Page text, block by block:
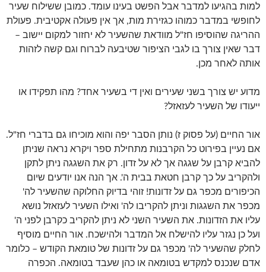
למות בהגיעו למדבר אבל הפשט בעינו עומד. כמובן ששילוח שעיר
לחופשי במדבר כמוהו כגזירת מות, אך אין פעולה אקטיבית. פעולת
ההריגה שהוסיפו חז"ל מוודאת שהשעיר לא יחזור למקום יישוב –
דבר שאין צורך בו לגבי הציפור שטיבעה לברוח וגם קשה לזהות
אותה לאחר מכן.
מדוע יש צורך בשני שעירים ואין די בשעיר אחד? מהו תפקידו או
ייעודו של השעיר לעזאזל?
אור החיים (על פסוק ז) נותן הסבר יפה והוא מוכיחו גם בדברי חז"ל.
אם נעיין בפירוט כל הקרבנות מתחילת ספר ויקרא נראה שניתן
להביא קרבן על שגגה אך לא על זדון. רק את השגגה ניתן לתקן
ולהקריב על כך קרבן חטאת בבית ה'. אך הנה אנו יודעים שיום
הכיפורים מכפר גם על זדונות! זוהי בדיוק החלוקה שהשעיר לה'
מכפר את השגגות וניתן להקריבו לה' ואילו השעיר לעזאזל נושא
עליו את הזדונות. את השעיר השני לא ניתן להקריב כקרבן לפני ה'
ועל כן נגזר עליו להישלח אל המדבר ולהישכח. אור החיים מוסיף
לחלק שהשעיר לה' מכפר גם על זדונות של טומאת הקודש – כלומר
אדם שנכנס למקדש בטומאה או כהן שעבד בטומאה. הכפרה